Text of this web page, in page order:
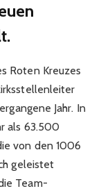
Roten Kreuzes
Jahr. In
als 63.500
von den 1006
geleistet
Team-